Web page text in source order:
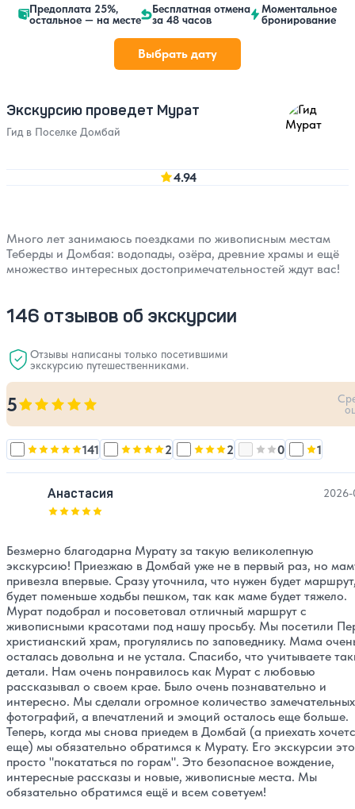
Предоплата 25%,
остальное — на месте
Бесплатная отмена
за 48 часов
Моментальное
бронирование
Выбрать дату
Экскурсию проведет Мурат
Гид в Поселке Домбай
4.94
Много лет занимаюсь поездками по живописным местам
Теберды и Домбая: водопады, озёра, древние храмы и ещё
множество интересных достопримечательностей ждут вас!
146 отзывов об экскурсии
5Оценка, количество звезд:
Отзывы написаны только посетившими
экскурсию путешественниками.
Оценка, количество звезд:
141 Оценка, количество звезд:4
2 Оценка, количество звезд:
2 Оценка,
0 Оценка,
1
Анастасия
Оценка, количество звезд:
2026-
Безмерно благодарна Мурату за такую великолепную
экскурсию! Приезжаю в Домбай уже не в первый раз, но
привезла впервые. Сразу уточнила, что нужен будет
будет поменьше ходьбы пешком, так как маме будет тяжело.
Мурат подобрал и посоветовал отличный маршрут с
живописными красотами под нашу просьбу. Мы посетили
христианский храм, прогулялись по заповеднику. Мама
осталась довольна и не устала. Спасибо, что учитываете
детали. Нам очень понравилось как Мурат с любовью
рассказывал о своем крае. Было очень познавательно и
интересно. Мы сделали огромное количество замечательных
фотографий, а впечатлений и эмоций осталось еще больше.
Теперь, когда мы снова приедем в Домбай (а приехать
еще) мы обязательно обратимся к Мурату. Его экскурсии
просто "покататься по горам". Это безопасное вождение,
интересные рассказы и новые, живописные места. Мы
обязательно обратимся ещё и всем советуем!